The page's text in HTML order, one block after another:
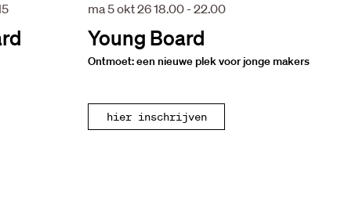
Young Board
Ontmoet: een nieuwe plek voor jonge makers
ma 5 okt 2618.00 - 22.00
hier inschrijven